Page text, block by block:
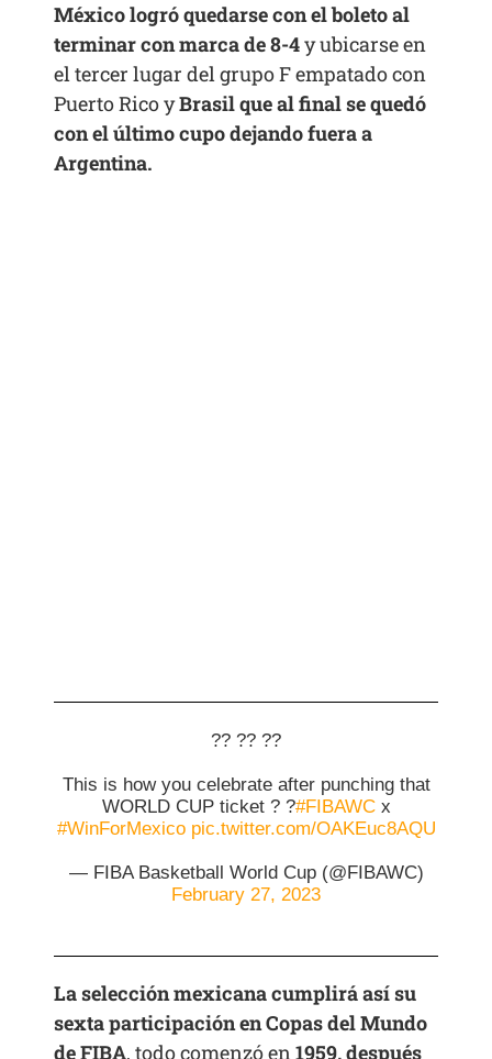
México logró quedarse con el boleto al
terminar con marca de 8-4y ubicarse en
el tercer lugar del grupo F empatado con
Puerto Rico yBrasil que al final se quedó
con el último cupo dejando fuera a
Argentina.
?? ?? ??
This is how you celebrate after punching that
WORLD CUP ticket ? ?#FIBAWCx
#WinForMexico pic.twitter.com/OAKEuc8AQU
— FIBA Basketball World Cup (@FIBAWC)
February 27, 2023
La selección mexicana cumplirá así su
sexta participación en Copas del Mundo
de FIBA, todo comenzó en1959, después